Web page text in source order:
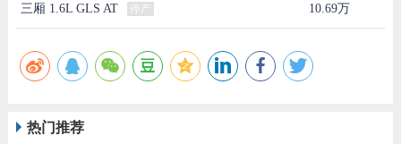
三厢 1.6L GLS AT 停产 10.69万
热门推荐